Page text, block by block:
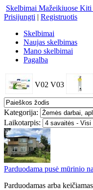
Skelbimai Mažeikiuose Kiti
Prisijungti | Registruotis
Skelbimai
Naujas skelbimas
Mano skelbimai
Pagalba
V02 V03
Kategorija:
Laikotarpis:
Parduodama pusė mūrinio
Parduodamas arba